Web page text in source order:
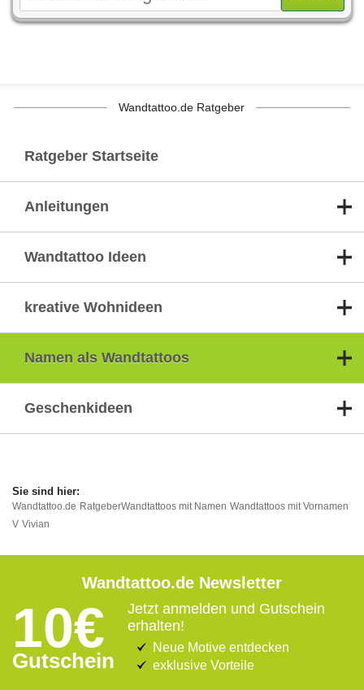
Wandtattoo.de Ratgeber
Ratgeber Startseite
Anleitungen
Wandtattoo Ideen
kreative Wohnideen
Namen als Wandtattoos
Geschenkideen
Wandtattoo.de RatgeberWandtattoos mit Namen Wandtattoos mit Vornamen
V Vivian
Wandtattoo.de Newsletter
10€
Gutschein
Jetzt anmelden und Gutschein
erhalten!
Neue Motive entdecken
exklusive Vorteile